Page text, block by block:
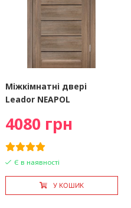
Міжкімнатні двері
Leador NEAPOL
4080 грн
Є в наявності
У КОШИК